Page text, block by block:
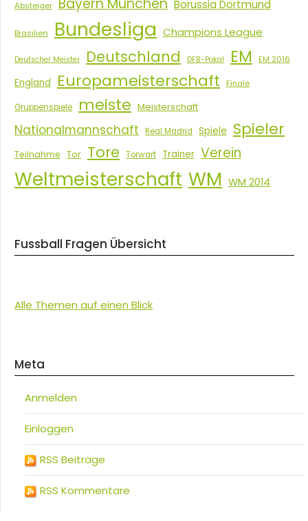
Absteiger Bayern München Borussia Dortmund
Brasilien Bundesliga Champions League
Deutscher Meister Deutschland DFB-Pokal EM EM 2016
England Europameisterschaft Finale
Gruppenspiele meiste Meisterschaft
Nationalmannschaft Real Madrid Spiele Spieler
Teilnahme Tor Tore Torwart Trainer Verein
Weltmeisterschaft WM WM 2014
Fussball Fragen Übersicht
Alle Themen auf einen Blick
Meta
Anmelden
Einloggen
RSS Beiträge
RSS Kommentare